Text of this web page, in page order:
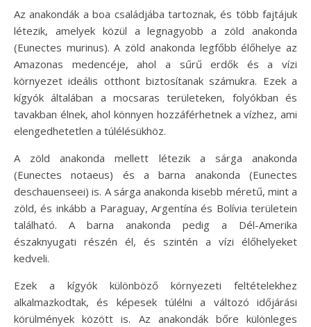
Az anakondák a boa családjába tartoznak, és több fajtájuk
létezik, amelyek közül a legnagyobb a zöld anakonda
(Eunectes murinus). A zöld anakonda legfőbb élőhelye az
Amazonas medencéje, ahol a sűrű erdők és a vízi
környezet ideális otthont biztosítanak számukra. Ezek a
kígyók általában a mocsaras területeken, folyókban és
tavakban élnek, ahol könnyen hozzáférhetnek a vízhez, ami
elengedhetetlen a túlélésükhöz.
A zöld anakonda mellett létezik a sárga anakonda
(Eunectes notaeus) és a barna anakonda (Eunectes
deschauenseei) is. A sárga anakonda kisebb méretű, mint a
zöld, és inkább a Paraguay, Argentína és Bolívia területein
található. A barna anakonda pedig a Dél-Amerika
északnyugati részén él, és szintén a vízi élőhelyeket
kedveli.
Ezek a kígyók különböző környezeti feltételekhez
alkalmazkodtak, és képesek túlélni a változó időjárási
körülmények között is. Az anakondák bőre különleges